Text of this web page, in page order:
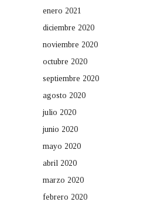
enero 2021
diciembre 2020
noviembre 2020
octubre 2020
septiembre 2020
agosto 2020
julio 2020
junio 2020
mayo 2020
abril 2020
marzo 2020
febrero 2020